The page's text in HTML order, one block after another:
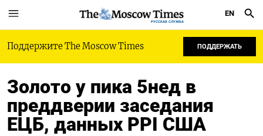
РУССКАЯ СЛУЖБА
EN
Поддержите The Moscow Times ПОДДЕРЖАТЬ
Золото у пика 5нед в
преддверии заседания
ЕЦБ, данных PPI США